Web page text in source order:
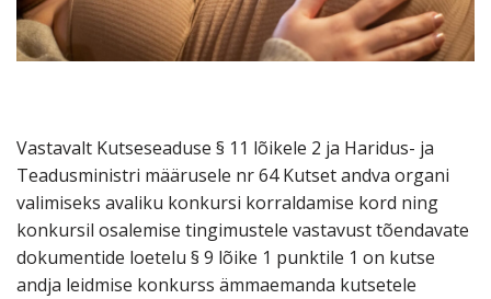
Vastavalt Kutseseaduse § 11 lõikele 2 ja Haridus- ja
Teadusministri määrusele nr 64 Kutset andva organi
valimiseks avaliku konkursi korraldamise kord ning
konkursil osalemise tingimustele vastavust tõendavate
dokumentide loetelu § 9 lõike 1 punktile 1 on kutse
andja leidmise konkurss ämmaemanda kutsetele